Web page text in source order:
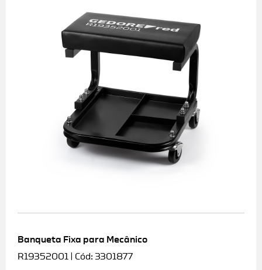
Banqueta Fixa para Mecânico
R19352001 | Cód: 3301877